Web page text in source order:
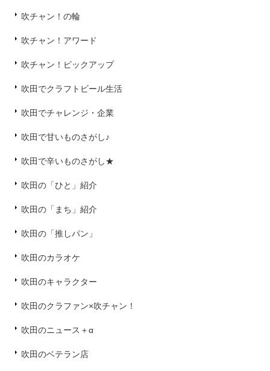
吹チャン！の輪
吹チャン！アワード
吹チャン！ピックアップ
吹田でクラフトビール生活
吹田でチャレンジ・企業
吹田で甘いものさがし♪
吹田で辛いものさがし★
吹田の「ひと」紹介
吹田の「まち」紹介
吹田の「推しパン」
吹田のカラオケ
吹田のキャラクター
吹田のクラファン×吹チャン！
吹田のニュース＋α
吹田のベテラン店